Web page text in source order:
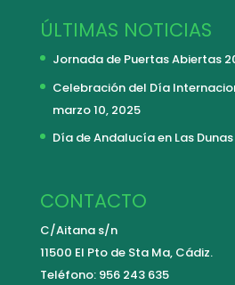
ÚLTIMAS NOTICIAS
Jornada de Puertas Abiertas
Celebración del Día
marzo 10, 2025
Día de Andalucía en Las Dunas
CONTACTO
C/Aitana s/n
11500 El Pto de Sta Ma, Cádiz.
Teléfono: 956 243 635